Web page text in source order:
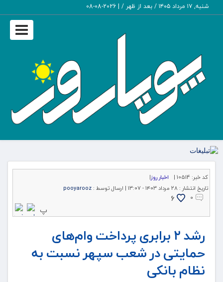
شنبه, ۱۷ مرداد ۱۴۰۵ / بعد از ظهر / |
2026-08-08
Toggle
کد خبر: 10514 | اخبار روز|
تاریخ انتشار : ۲۸ مرداد ۱۴۰۳ - ۱۳:۰۷ | ارسال توسط : pooyarooz
۰
6
پ
رشد ۲ برابری پرداخت وام‌های
حمایتی در شعب سپهر نسبت به
نظام بانکی